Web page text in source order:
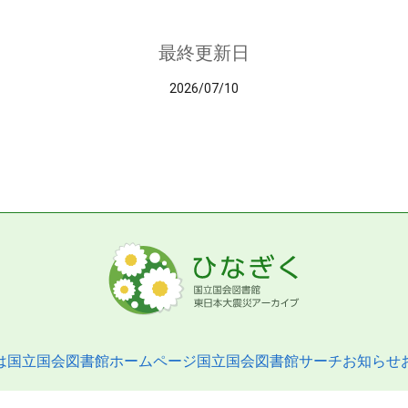
最終更新日
2026/07/10
国立国会図書館ホームページ国立国会図書館サーチお知らせ